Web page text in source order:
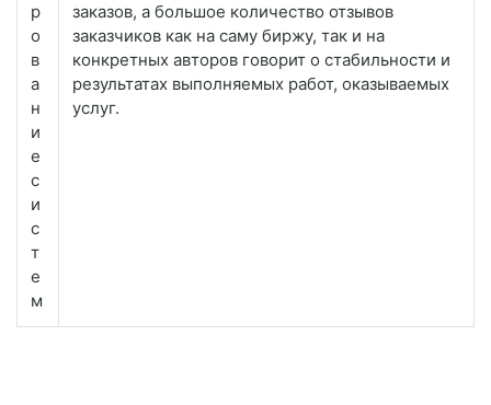
р
о
в
а
н
и
е
с
и
с
т
е
м
заказов, а большое количество отзывов
заказчиков как на саму биржу, так и на
конкретных авторов говорит о стабильности и
результатах выполняемых работ, оказываемых
услуг.